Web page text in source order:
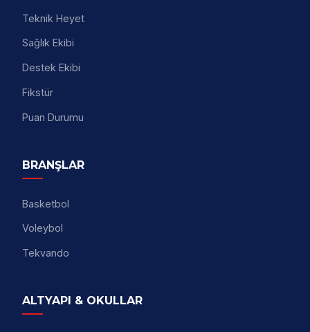
Teknik Heyet
Sağlık Ekibi
Destek Ekibi
Fikstür
Puan Durumu
BRANŞLAR
Basketbol
Voleybol
Tekvando
ALTYAPI & OKULLAR